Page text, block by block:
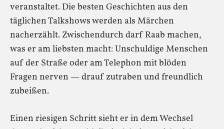
veranstaltet. Die besten Geschichten aus den
täglichen Talkshows werden als Märchen
nacherzählt. Zwischendurch darf Raab machen,
was er am liebsten macht: Unschuldige Menschen
auf der Straße oder am Telephon mit blöden
Fragen nerven — drauf zutraben und freundlich
zubeißen.
Einen riesigen Schritt sieht er in dem Wechsel